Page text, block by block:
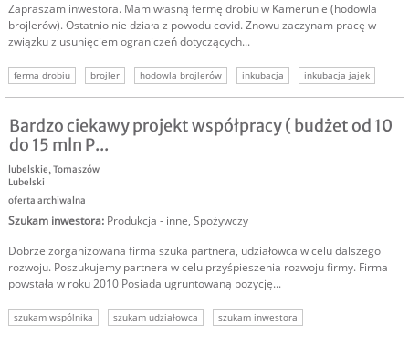
Zapraszam inwestora. Mam własną fermę drobiu w Kamerunie (hodowla
brojlerów). Ostatnio nie działa z powodu covid. Znowu zaczynam pracę w
związku z usunięciem ograniczeń dotyczących...
ferma drobiu brojler hodowla brojlerów inkubacja
inkubacja jajek
inwestor afryka
Bardzo ciekawy projekt współpracy ( budżet od 10
do 15 mln P...
lubelskie,Tomaszów
Lubelski
oferta archiwalna
Szukam inwestora: Produkcja - inne, Spożywczy
Dobrze zorganizowana firma szuka partnera, udziałowca w celu dalszego
rozwoju. Poszukujemy partnera w celu przyśpieszenia rozwoju firmy. Firma
powstała w roku 2010 Posiada ugruntowaną pozycję...
szukam wspólnika szukam udziałowca
szukam inwestora